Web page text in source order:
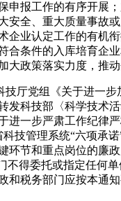
申报工作的有序开展
安全、重大质量事故
企业认定工作的有机
合条件的入库培育企
政策落实力度，推动
技厅党组《关于进一步
发科技部〈科学技术
进一步严肃工作纪律
技管理系统“六项承诺
环节和重点岗位的廉
不得委托或指定任何单
和税务部门应按本通